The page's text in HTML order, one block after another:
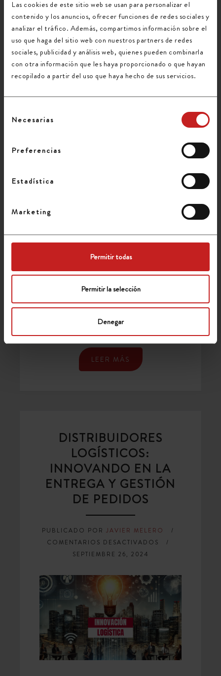
Las cookies de este sitio web se usan para personalizar el
contenido y los anuncios, ofrecer funciones de redes sociales y
analizar el tráfico. Además, compartimos información sobre el
uso que haga del sitio web con nuestros partners de redes
sociales, publicidad y análisis web, quienes pueden combinarla
con otra información que les haya proporcionado o que hayan
recopilado a partir del uso que haya hecho de sus servicios.
Necesarias
Preferencias
Estadística
Marketing
Permitir todas
Permitir la selección
Denegar
LA IMPORTANCIA DEL
FULL TRUCK LOAD EN
LA OPTIMIZACIÓN DE
RUTAS LOGÍSTICAS
COMENTARIOS DESACTIVADOS
IMPORTANCIA
TRUCK
DE
gestión de rutas de transporte es
fundamental para reducir costos y mejorar la
competitividad de las empresas. Uno de los
LEER MÁS
DISTRIBUIDORES
LOGÍSTICOS:
INNOVANDO EN LA
ENTREGA Y GESTIÓN
DE PEDIDOS
PUBLICADO POR JAVIER MELERO
COMENTARIOS DESACTIVADOS EN
INNOVANDO
LA
ENTREGA
Y
GESTIÓN
DE
PEDIDOS
SEPTIEMBRE 26, 2024